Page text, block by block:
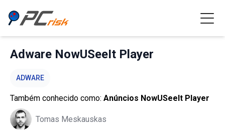
Adware NowUSeeIt Player
ADWARE
Também conhecido como: Anúncios NowUSeeIt Player
Tomas Meskauskas